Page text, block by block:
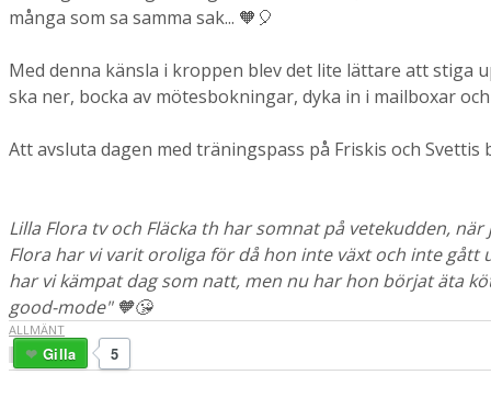
många som sa samma sak... 🧡🎈
Med denna känsla i kroppen blev det lite lättare att
ska ner, bocka av mötesbokningar, dyka in i mailboxar
Att avsluta dagen med träningspass på Friskis och Svettis
Lilla Flora tv och Fläcka th har somnat på vetekudden,
Flora har vi varit oroliga för då hon inte växt och inte gått
har vi kämpat dag som natt, men nu har hon börjat äta
good-mode" 🧡😘
ALLMÄNT
5
Gilla